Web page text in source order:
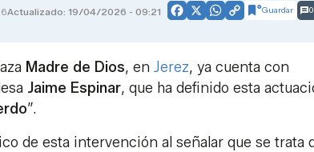
Actualizado: 19/04/2026 - 09:21 Facebook
X WhatsApp
CopyGuardar 0
Madre de Dios, en Jerez, ya cuenta con
Jaime Espinar, que ha definido esta
”.
de esta intervención al señalar que se trata